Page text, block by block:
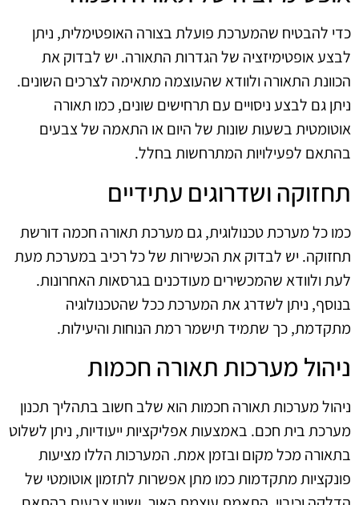
כדי להבטיח שהמערכת פועלת בצורה האופטימלית, ניתן
לבצע אופטימיזציה של הגדרות התאורה. יש לבדוק את
הכוונת התאורה ולוודא שהעוצמה מתאימה לצרכים השונים.
ניתן גם לבצע ניסויים עם תרחישים שונים, כמו תאורה
אוטומטית בשעות שונות של היום או התאמה של צבעים
בהתאם לפעילויות המתרחשות בחלל.
תחזוקה ושדרוגים עתידיים
כמו כל מערכת טכנולוגית, גם מערכת תאורה חכמה דורשת
תחזוקה. יש לבדוק את הכשירות של כל רכיב במערכת מעת
לעת ולוודא שהמכשירים מעודכנים בגרסאות האחרונות.
בנוסף, ניתן לשדרג את המערכת ככל שהטכנולוגיה
מתקדמת, כך שתמיד תישמר רמת הנוחות והיעילות.
ניהול מערכות תאורה חכמות
ניהול מערכות תאורה חכמות הוא שלב חשוב בתהליך תכנון
מערכת בית חכם. באמצעות אפליקציות ייעודיות, ניתן לשלוט
בתאורה מכל מקום ובזמן אמת. המערכות הללו מציעות
פונקציות מתקדמות כמו מתן אפשרות לתזמון אוטומטי של